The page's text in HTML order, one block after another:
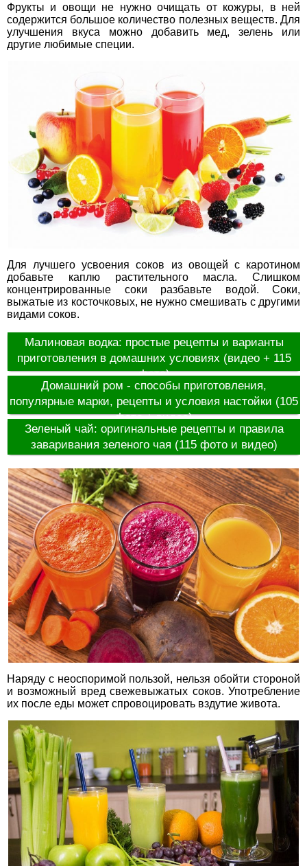
Фрукты и овощи не нужно очищать от кожуры, в ней
содержится большое количество полезных веществ. Для
улучшения вкуса можно добавить мед, зелень или
другие любимые специи.
Для лучшего усвоения соков из овощей с каротином
добавьте каплю растительного масла. Слишком
концентрированные соки разбавьте водой. Соки,
выжатые из косточковых, не нужно смешивать с другими
видами соков.
Малиновая водка: простые рецепты и варианты
приготовления в домашних условиях (видео + 115
фото)
Домашний ром - способы приготовления,
популярные марки, рецепты и условия настойки (105
фото + видео)
Зеленый чай: оригинальные рецепты и правила
заваривания зеленого чая (115 фото и видео)
Наряду с неоспоримой пользой, нельзя обойти стороной
и возможный вред свежевыжатых соков. Употребление
их после еды может спровоцировать вздутие живота.